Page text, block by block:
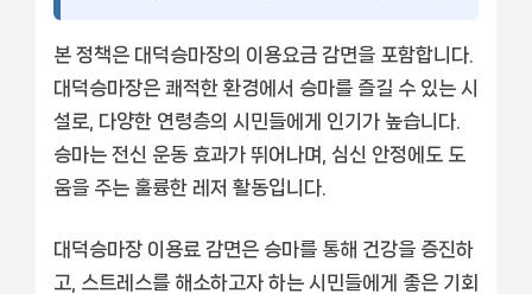
본 정책은 대덕승마장의 이용요금 감면을 포함합니다.
대덕승마장은 쾌적한 환경에서 승마를 즐길 수 있는 시
설로, 다양한 연령층의 시민들에게 인기가 높습니다.
승마는 전신 운동 효과가 뛰어나며, 심신 안정에도 도
움을 주는 훌륭한 레저 활동입니다.
대덕승마장 이용료 감면은 승마를 통해 건강을 증진하
고, 스트레스를 해소하고자 하는 시민들에게 좋은 기회